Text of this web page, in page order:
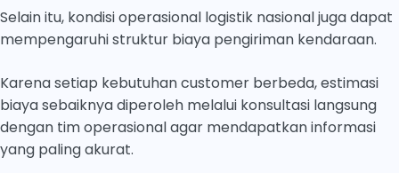
Selain itu, kondisi operasional logistik nasional juga dapat
mempengaruhi struktur biaya pengiriman kendaraan.
Karena setiap kebutuhan customer berbeda, estimasi
biaya sebaiknya diperoleh melalui konsultasi langsung
dengan tim operasional agar mendapatkan informasi
yang paling akurat.